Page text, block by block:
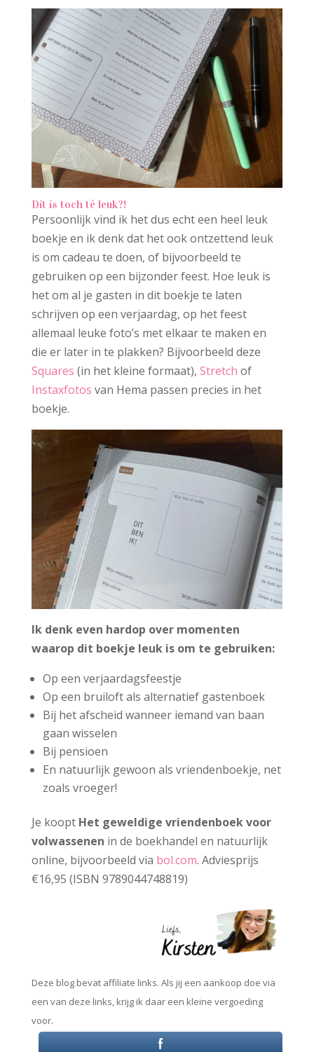
Dit is toch té leuk?!
Persoonlijk vind ik het dus echt een heel leuk
boekje en ik denk dat het ook ontzettend leuk
is om cadeau te doen, of bijvoorbeeld te
gebruiken op een bijzonder feest. Hoe leuk is
het om al je gasten in dit boekje te laten
schrijven op een verjaardag, op het feest
allemaal leuke foto’s met elkaar te maken en
die er later in te plakken? Bijvoorbeeld deze
Squares (in het kleine formaat), Stretch of
Instaxfotos van Hema passen precies in het
boekje.
Ik denk even hardop over momenten
waarop dit boekje leuk is om te gebruiken:
Op een verjaardagsfeestje
Op een bruiloft als alternatief gastenboek
Bij het afscheid wanneer iemand van baan
gaan wisselen
Bij pensioen
En natuurlijk gewoon als vriendenboekje, net
zoals vroeger!
Je koopt Het geweldige vriendenboek voor
volwassenen in de boekhandel en natuurlijk
online, bijvoorbeeld via bol.com. Adviesprijs
€16,95 (ISBN 9789044748819)
Deze blog bevat affiliate links. Als jij een aankoop doe via
een van deze links, krijg ik daar een kleine vergoeding
voor.